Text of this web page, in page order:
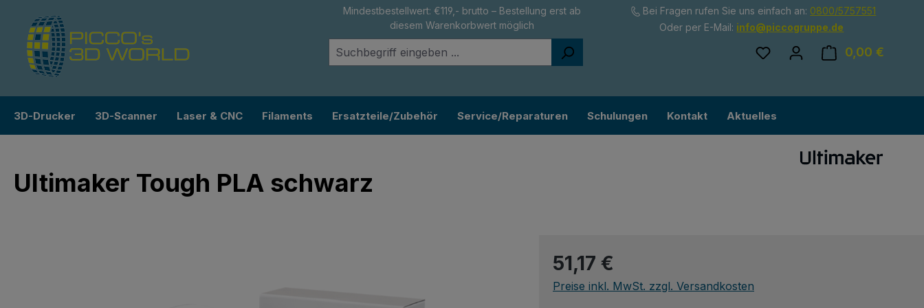
Hauptinhalt springen
Zur Suche springen
Zur Hauptnavigation springen
Mindestbestellwert: €119,- brutto – Bestellung erst ab
diesem Warenkorbwert möglich
Bei Fragen rufen Sie uns einfach an: 0800/5757551
Oder per E-Mail: info@piccogruppe.de
Du hast 0 Produkte auf
0,00 €
3D-Drucker 3D-Scanner Laser & CNC Filaments Ersatzteile/Zubehör Service/Reparaturen Schulungen Kontakt Aktuelles
Ultimaker Tough PLA schwarz
Regulärer Preis:
51,17 €
Preise inkl. MwSt. zzgl. Versandkosten